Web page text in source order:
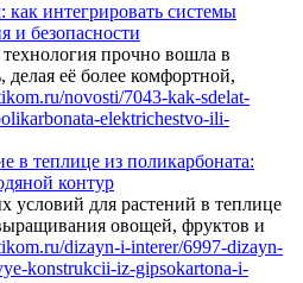
интегрировать системы
и безопасности
прочно вошла в
её более комфортной,
в теплице из поликарбоната:
контур
условий для растений в теплице
овощей, фруктов и